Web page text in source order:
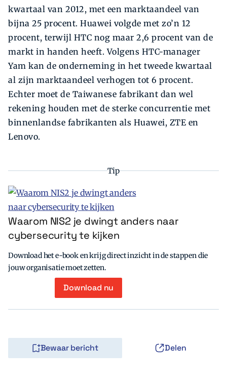
kwartaal van 2012, met een marktaandeel van
bijna 25 procent. Huawei volgde met zo’n 12
procent, terwijl HTC nog maar 2,6 procent van de
markt in handen heeft. Volgens HTC-manager
Yam kan de onderneming in het tweede kwartaal
al zijn marktaandeel verhogen tot 6 procent.
Echter moet de Taiwanese fabrikant dan wel
rekening houden met de sterke concurrentie met
binnenlandse fabrikanten als Huawei, ZTE en
Lenovo.
Tip
Waarom NIS2 je dwingt anders naar
cybersecurity te kijken
Download het e-book en krijg direct inzicht in de stappen die
jouw organisatie moet zetten.
Download nu
Bewaar bericht Delen